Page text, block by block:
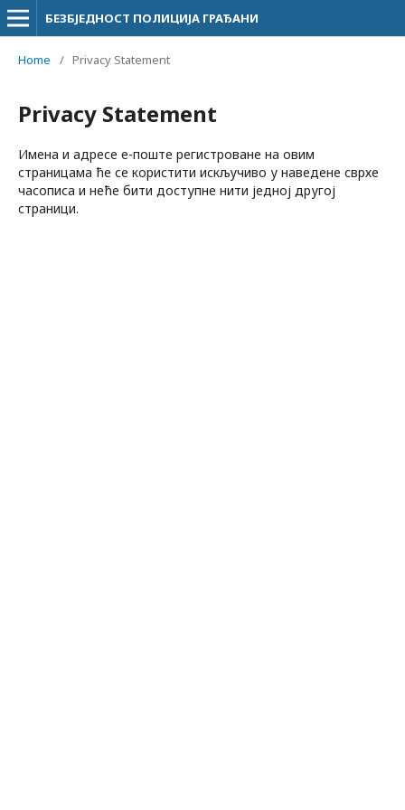
БЕЗБЈЕДНОСТ ПОЛИЦИЈА ГРАЂАНИ
Home / Privacy Statement
Privacy Statement
Имена и адресе e-поште регистроване на овим
страницама ће се користити искључиво у наведене сврхе
часописа и неће бити доступне нити једној другој
страници.